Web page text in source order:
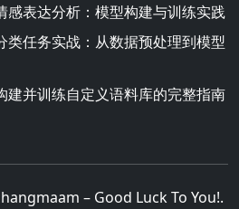
感表达分析：模型构建与训练实践
类任务实战：从数据预处理到模型
建并训练自定义语料库的完整指南
– Good Luck To You!.